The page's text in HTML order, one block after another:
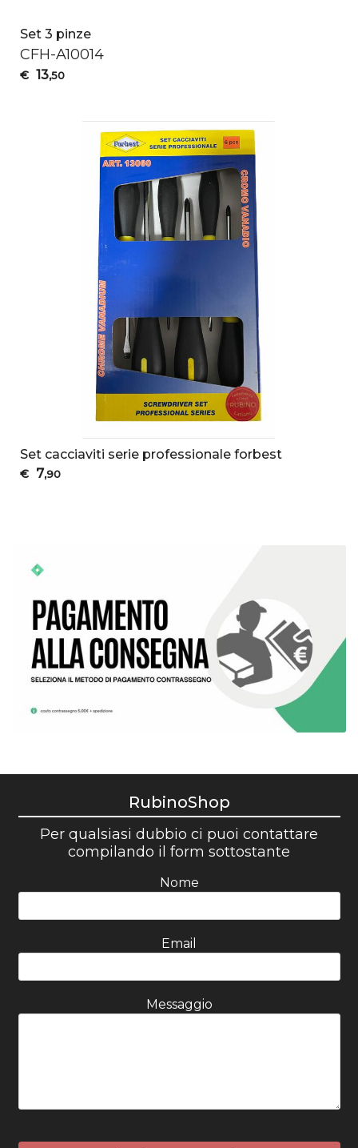
Set 3 pinze
CFH-A10014
€ 13,50
Set cacciaviti serie professionale forbest
€ 7,90
RubinoShop
Per qualsiasi dubbio ci puoi contattare
compilando il form sottostante
Nome
Email
Messaggio